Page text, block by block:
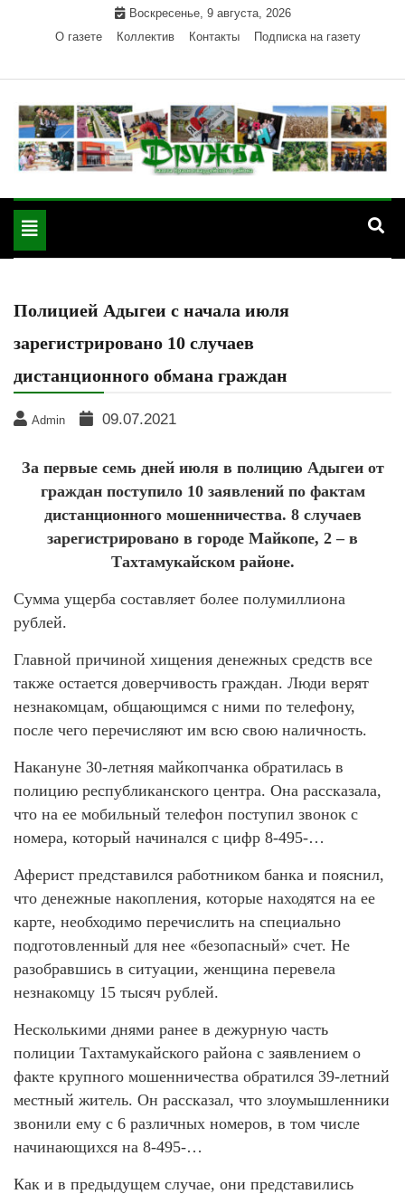
Воскресенье, 9 августа, 2026
О газете
Коллектив Контакты Подписка на газету
"Дружба" — газета
Красногвардейского района Республики Адыгея
Toggle
navigation
Полицией Адыгеи с начала июля
зарегистрировано 10 случаев
дистанционного обмана граждан
Admin 09.07.2021
За первые семь дней июля в полицию Адыгеи от
граждан поступило 10 заявлений по фактам
дистанционного мошенничества. 8 случаев
зарегистрировано в городе Майкопе, 2 – в
Тахтамукайском районе.
Сумма ущерба составляет более полумиллиона
рублей.
Главной причиной хищения денежных средств все
также остается доверчивость граждан. Люди верят
незнакомцам, общающимся с ними по телефону,
после чего перечисляют им всю свою наличность.
Накануне 30-летняя майкопчанка обратилась в
полицию республиканского центра. Она рассказала,
что на ее мобильный телефон поступил звонок с
номера, который начинался с цифр 8-495-…
Аферист представился работником банка и пояснил,
что денежные накопления, которые находятся на ее
карте, необходимо перечислить на специально
подготовленный для нее «безопасный» счет. Не
разобравшись в ситуации, женщина перевела
незнакомцу 15 тысяч рублей.
Несколькими днями ранее в дежурную часть
полиции Тахтамукайского района с заявлением о
факте крупного мошенничества обратился 39-летний
местный житель. Он рассказал, что злоумышленники
звонили ему с 6 различных номеров, в том числе
начинающихся на 8-495-…
Как и в предыдущем случае, они представились